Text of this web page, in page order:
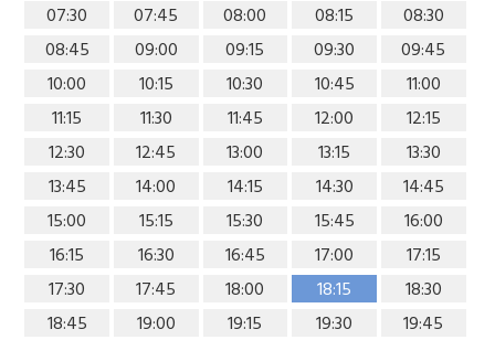
07:30
07:45 08:00 08:15
08:30
08:45
09:00 09:15 09:30
09:45
10:00
10:15 10:30 10:45
11:00
11:15
11:30 11:45 12:00
12:15
12:30
12:45 13:00 13:15
13:30
13:45
14:00 14:15 14:30
14:45
15:00
15:15 15:30 15:45
16:00
16:15
16:30 16:45 17:00
17:15
17:30
17:45 18:00 18:15
18:30
18:45
19:00 19:15 19:30
19:45